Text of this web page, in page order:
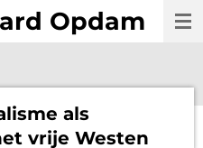
Opdam
als
vrije Westen